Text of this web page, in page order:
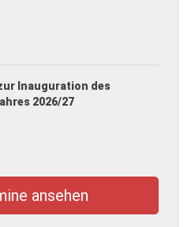
Inauguration des
2026/27
ansehen